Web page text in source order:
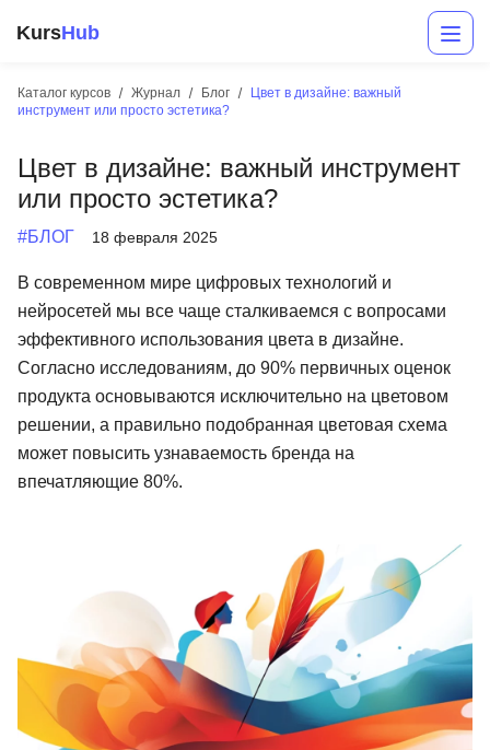
KursHub
Каталог курсов Журнал Блог
Цвет в дизайне: важный
инструмент или просто эстетика?
Цвет в дизайне: важный инструмент
или просто эстетика?
#БЛОГ 18 февраля 2025
В современном мире цифровых технологий и
нейросетей мы все чаще сталкиваемся с вопросами
эффективного использования цвета в дизайне.
Согласно исследованиям, до 90% первичных оценок
продукта основываются исключительно на цветовом
решении, а правильно подобранная цветовая схема
может повысить узнаваемость бренда на
впечатляющие 80%.
Разработка
Маркетинг
Дизайн
Аналитика
Менеджмент
Детям
Акции и промокоды
Рейтинг онлайн-школ